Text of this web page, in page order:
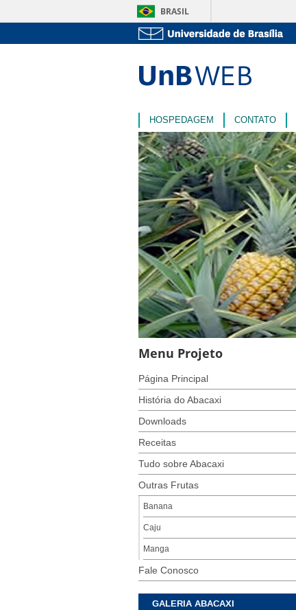
BRASIL
HOSPEDAGEM CONTATO
Menu Projeto
Página Principal
História do Abacaxi
Downloads
Receitas
Tudo sobre Abacaxi
Outras Frutas
Banana
Caju
Manga
Fale Conosco
GALERIA ABACAXI